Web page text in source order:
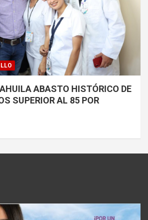
ABASTO HISTÓRICO DE
SUPERIOR AL 85 POR